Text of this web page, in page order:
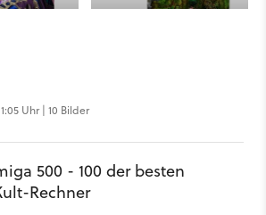
Uhr | 10 Bilder
500 - 100 der besten
Rechner